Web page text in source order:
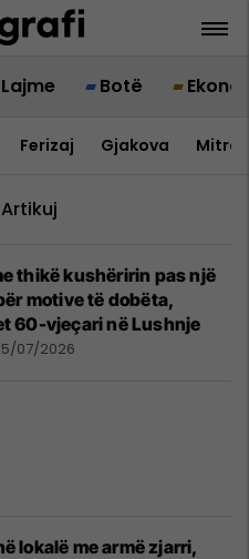
Lajme Botë
Ferizaj Gjakova
thikë kushëririn pas një
motive të dobëta,
60-vjeçari në Lushnje
07/2026
lokalë me armë zjarri,